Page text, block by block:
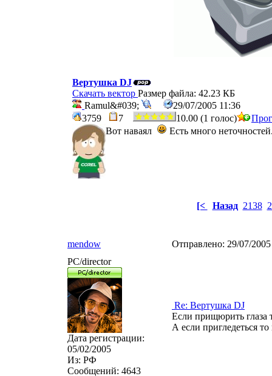
Вертушка DJ
Скачать вектор Размер файла: 42.23 КБ
Ramul&#039;
29/07/2005 11:36
3759
7 10.00 (1 голос)
Вот наваял
Есть много
[< Назад 2138
mendow Отправлено: 29/07/
PC/director
Дата регистрации:
05/02/2005
Из: РФ
Сообщений: 4643
Re: Вертушка DJ
Если прищюрить глаза
А если пригледеться